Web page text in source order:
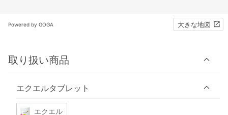
Powered by GOGA 大きな地図
取り扱い商品
エクエルタブレット
エクエル